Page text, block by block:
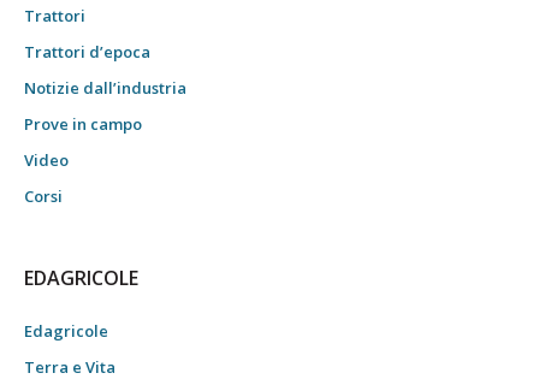
Trattori
Trattori d’epoca
Notizie dall’industria
Prove in campo
Video
Corsi
EDAGRICOLE
Edagricole
Terra e Vita